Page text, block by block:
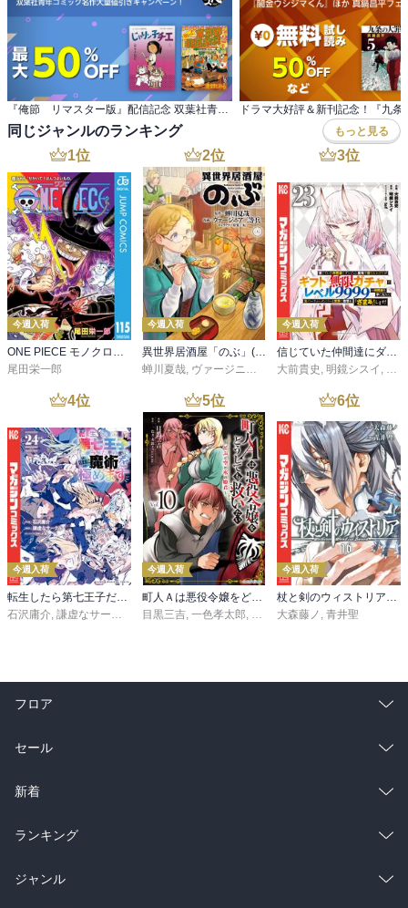
同じジャンルのランキング もっと見る
1位
今週入荷
ONE PIECE モノクロ版 115
尾田栄一郎
2位
今週入荷
異世界居酒屋「のぶ」(22)
蝉川夏哉, ヴァージニア二等兵 ,転
3位
今週入荷
信じていた仲間達にダンジョン奥地で殺されかけたがギフト『無限ガチャ』でレベル９９９９の仲間達を手に入れて元パーティーメンバーと世界に復讐＆『ざまぁ！』します！（２３）
大前貴史 , 明鏡シスイ , ｔ
4位
今週入荷
転生したら第七王子だったので、気ままに魔術を極めます（２４）
石沢庸介, 謙虚なサークル メル。
5位
今週入荷
町人Ａは悪役令嬢をどうしても救いたい ～どぶと空と氷の姫君～１０【電子書店共通特典イラスト付】
目黒三吉, 一色孝太郎, Parum
6位
今週入荷
杖と剣のウィストリア（１６）
大森藤ノ , 青井聖
フロア
総合
ラノベ
雑誌・グラビア
BL・TL
セール
総合
ラノベ
雑誌・グラビア
新着
総合
ラノベ
ランキング
総合
ジャンル